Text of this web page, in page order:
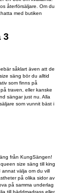
bra för alla
stil, och passar
din säng bör ha
är utformad
avgör hur bra vi
exempel är
detta kan vara
när du läser en bok
funktioner hos
eller chatta
– våra 3